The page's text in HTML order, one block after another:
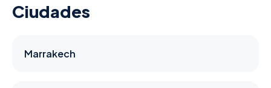
Ciudades
Marrakech